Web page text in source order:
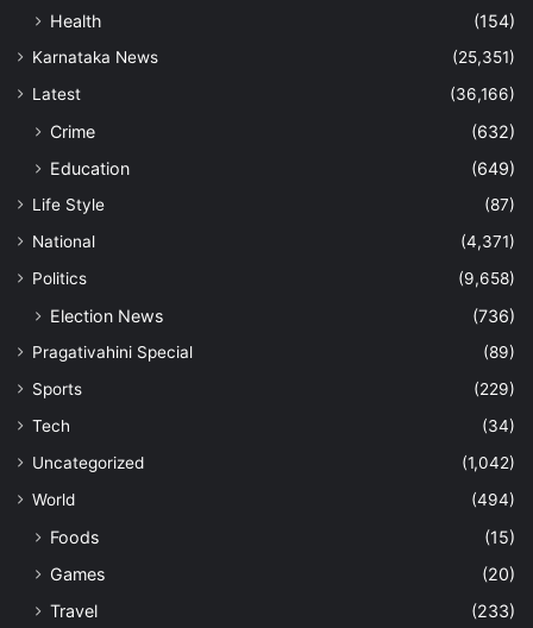
Health (154)
Karnataka News
(25,351)
Latest
(36,166)
Crime
(632)
Education
(649)
Life Style
(87)
National
(4,371)
Politics
(9,658)
Election News (736)
Pragativahini Special
(89)
Sports
(229)
Tech
(34)
Uncategorized
(1,042)
World
(494)
Foods
(15)
Games
(20)
Travel
(233)